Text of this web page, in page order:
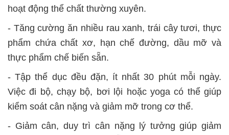
hoạt động thể chất thường xuyên.
- Tăng cường ăn nhiều rau xanh, trái cây tươi, thực
phẩm chứa chất xơ, hạn chế đường, dầu mỡ và
thực phẩm chế biến sẵn.
- Tập thể dục đều đặn, ít nhất 30 phút mỗi ngày.
Việc đi bộ, chạy bộ, bơi lội hoặc yoga có thể giúp
kiểm soát cân nặng và giảm mỡ trong cơ thể.
- Giảm cân, duy trì cân nặng lý tưởng giúp giảm